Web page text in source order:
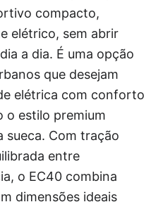
compacto,
elétrico, sem abrir
a dia. É uma opção
que desejam
elétrica com conforto
o estilo premium
sueca. Com tração
entre
o EC40 combina
dimensões ideais